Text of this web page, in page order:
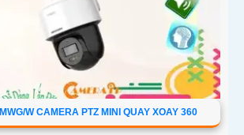
W CAMERA PTZ MINI QUAY XOAY 360